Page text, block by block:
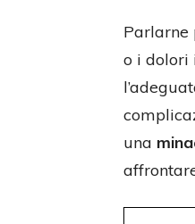
Parlarne
o i dolori
una